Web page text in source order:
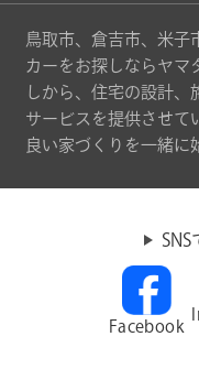
鳥取市、倉吉市、米子
カーをお探しならヤマ
しから、住宅の設計、
サービスを提供させて
良い家づくりを一緒に
Facebook